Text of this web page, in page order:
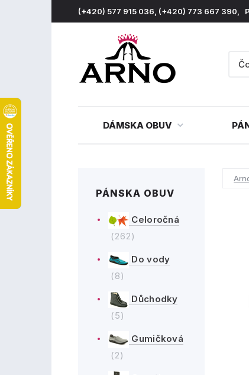
(+420) 577 915 036, (+420) 773 667 390,
DÁMSKA OBUV
PÁNSKA OBUV
Celoročná
(262)
Do vody
(8)
Důchodky
(5)
Gumičková
(2)